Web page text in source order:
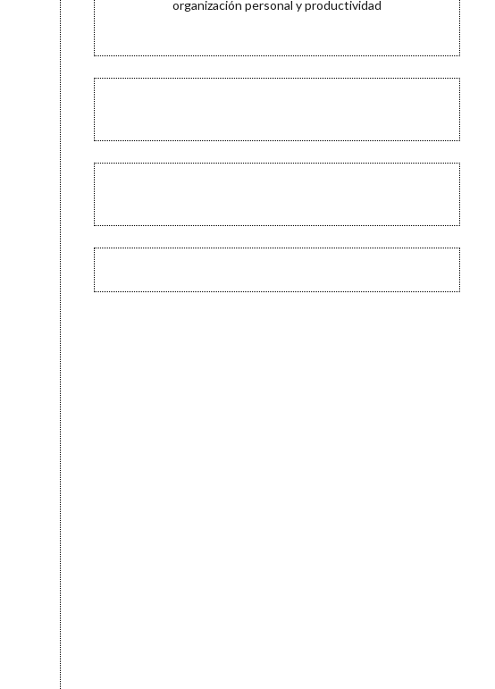
organización personal y productividad